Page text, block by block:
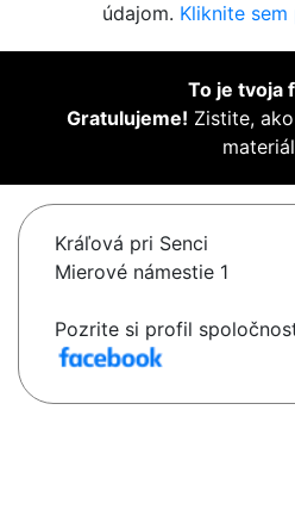
údajom. Kliknite sem
To je tvoja
Gratulujeme! Zistite,
Kráľová pri Senci
Mierové námestie 1
Pozrite si profil